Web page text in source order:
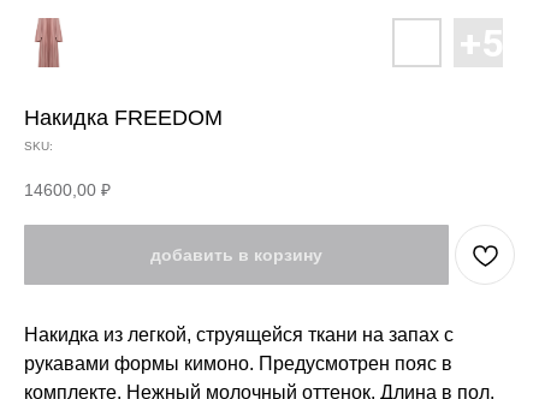
Накидка FREEDOM
SKU:
14600,00 ₽
добавить в корзину
Накидка из легкой, струящейся ткани на запах с
рукавами формы кимоно. Предусмотрен пояс в
комплекте. Нежный молочный оттенок. Длина в пол.